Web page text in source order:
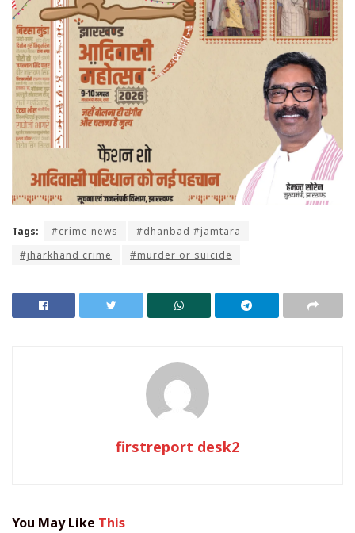
Tags: #crime news
#dhanbad #jamtara
#jharkhand crime
#murder or suicide
firstreport desk2
You May Like This